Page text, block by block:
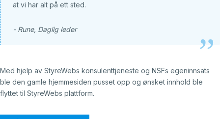
at vi har alt på ett sted.
- Rune, Daglig leder
Med hjelp av StyreWebs konsulenttjeneste og NSFs egeninnsats
ble den gamle hjemmesiden pusset opp og ønsket innhold ble
flyttet til StyreWebs plattform.